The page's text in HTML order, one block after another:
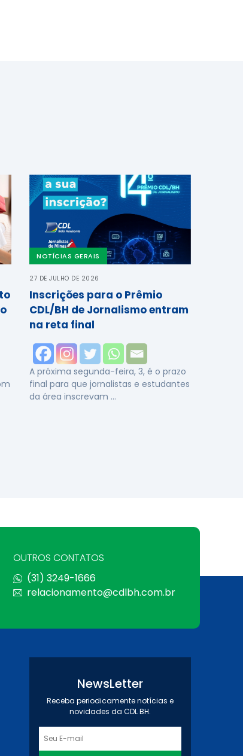
NOTÍCIAS GERAIS
27 DE JULHO DE 2026
Inscrições para o Prêmio
CDL/BH de Jornalismo entram
na reta final
A próxima segunda-feira, 3, é o prazo
final para que jornalistas e estudantes
da área inscrevam …
OUTROS CONTATOS
(31) 3249-1666
relacionamento@cdlbh.com.br
NewsLetter
Receba periodicamente notícias e
novidades da CDL BH.